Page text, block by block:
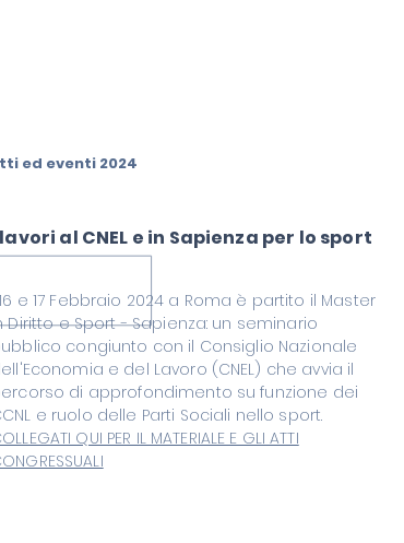
al CNEL e in Sapienza per lo sport
e 17 Febbraio 2024 a Roma è partito il Master
Diritto e Sport - Sapienza: un seminario
congiunto con il Consiglio Nazionale
e del Lavoro (CNEL) che avvia il
di approfondimento su funzione dei
e ruolo delle Parti Sociali nello sport.
QUI PER IL MATERIALE E GLI ATTI
ed eventi 2024